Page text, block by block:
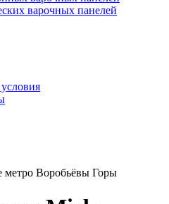
варочных панелей
Воробьёвы Горы